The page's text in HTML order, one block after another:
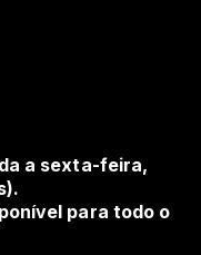
a sexta-feira,
para todo o